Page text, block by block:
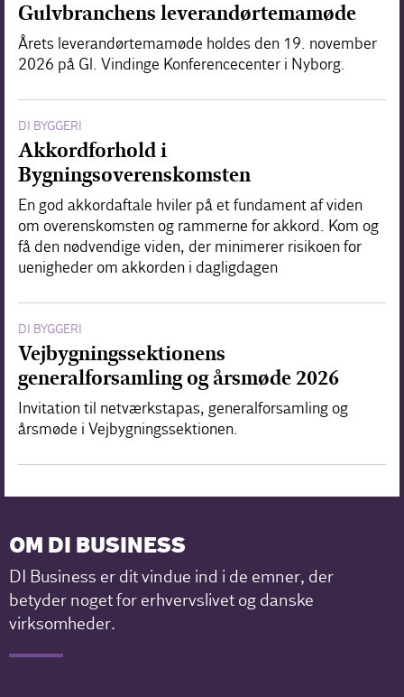
Gulvbranchens leverandørtemamøde
Årets leverandørtemamøde holdes den 19. november
2026 på Gl. Vindinge Konferencecenter i Nyborg.
DI BYGGERI
Akkordforhold i
Bygningsoverenskomsten
En god akkordaftale hviler på et fundament af viden
om overenskomsten og rammerne for akkord. Kom og
få den nødvendige viden, der minimerer risikoen for
uenigheder om akkorden i dagligdagen
DI BYGGERI
Vejbygningssektionens
generalforsamling og årsmøde 2026
Invitation til netværkstapas, generalforsamling og
årsmøde i Vejbygningssektionen.
OM DI BUSINESS
DI Business er dit vindue ind i de emner, der
betyder noget for erhvervslivet og danske
virksomheder.